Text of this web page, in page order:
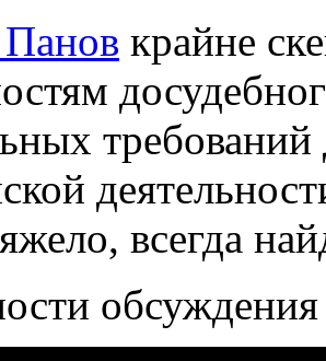
крайне
всегда
обсуждения